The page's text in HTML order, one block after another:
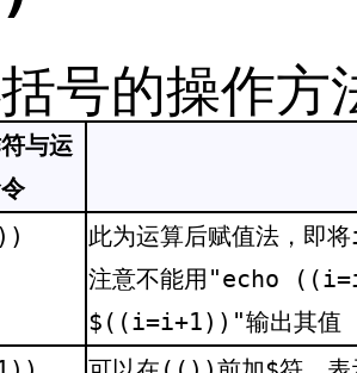
号的操作方
与运
此为运算后赋值法，即
注意不能用"echo
$((i=i+1))"输出其值